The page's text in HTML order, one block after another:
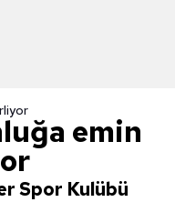
emin
Spor Kulübü